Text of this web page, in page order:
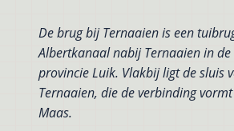
De brug bij Ternaaien is een
Albertkanaal nabij Ternaaien in de
provincie Luik. Vlakbij ligt de sluis
Ternaaien, die de verbinding
Maas.